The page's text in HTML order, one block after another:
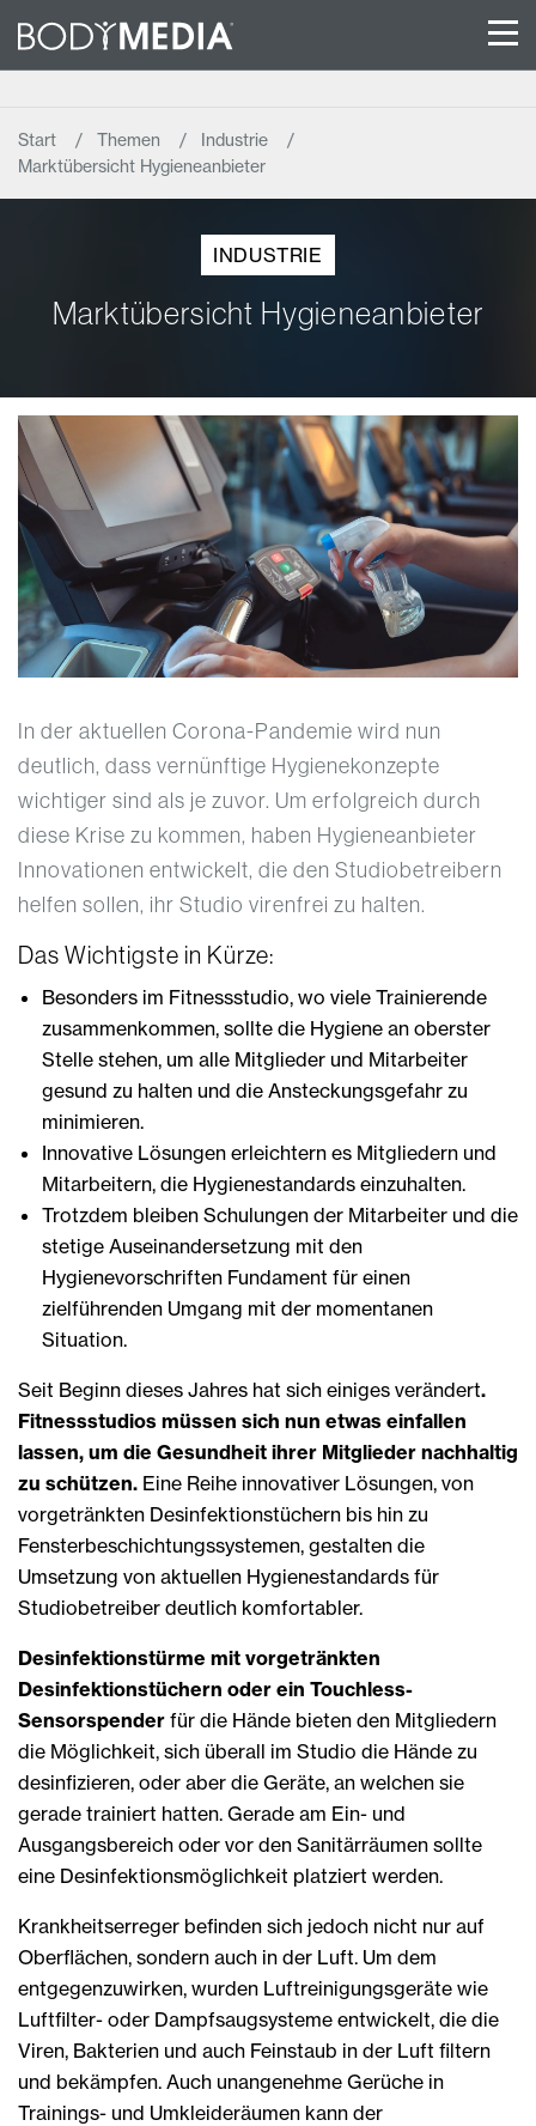
Start Themen
Industrie
Marktübersicht Hygieneanbieter
INDUSTRIE
Marktübersicht Hygieneanbieter
In der aktuellen Corona-Pandemie wird nun
deutlich, dass vernünftige Hygienekonzepte
wichtiger sind als je zuvor. Um erfolgreich durch
diese Krise zu kommen, haben Hygieneanbieter
Innovationen entwickelt, die den Studiobetreibern
helfen sollen, ihr Studio virenfrei zu halten.
Das Wichtigste in Kürze:
Besonders im Fitnessstudio, wo viele Trainierende
zusammenkommen, sollte die Hygiene an oberster
Stelle stehen, um alle Mitglieder und Mitarbeiter
gesund zu halten und die Ansteckungsgefahr zu
minimieren.
Innovative Lösungen erleichtern es Mitgliedern und
Mitarbeitern, die Hygienestandards einzuhalten.
Trotzdem bleiben Schulungen der Mitarbeiter und die
stetige Auseinandersetzung mit den
Hygienevorschriften Fundament für einen
zielführenden Umgang mit der momentanen
Situation.
Seit Beginn dieses Jahres hat sich einiges verändert.
Fitnessstudios müssen sich nun etwas einfallen
lassen, um die Gesundheit ihrer Mitglieder nachhaltig
zu schützen. Eine Reihe innovativer Lösungen, von
vorgetränkten Desinfektionstüchern bis hin zu
Fensterbeschichtungssystemen, gestalten die
Umsetzung von aktuellen Hygienestandards für
Studiobetreiber deutlich komfortabler.
Desinfektionstürme mit vorgetränkten
Desinfektionstüchern oder ein Touchless-
Sensorspender für die Hände bieten den Mitgliedern
die Möglichkeit, sich überall im Studio die Hände zu
desinfizieren, oder aber die Geräte, an welchen sie
gerade trainiert hatten. Gerade am Ein- und
Ausgangsbereich oder vor den Sanitärräumen sollte
eine Desinfektionsmöglichkeit platziert werden.
Krankheitserreger befinden sich jedoch nicht nur auf
Oberflächen, sondern auch in der Luft. Um dem
entgegenzuwirken, wurden Luftreinigungsgeräte wie
Luftfilter- oder Dampfsaugsysteme entwickelt, die die
Viren, Bakterien und auch Feinstaub in der Luft filtern
und bekämpfen. Auch unangenehme Gerüche in
Trainings- und Umkleideräumen kann der